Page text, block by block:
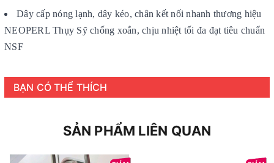
Dây cấp nóng lạnh, dây kéo, chân kết nối nhanh thương hiệu
NEOPERL Thụy Sỹ chống xoắn, chịu nhiệt tối đa đạt tiêu chuẩn
NSF
BẠN CÓ THỂ THÍCH
SẢN PHẨM LIÊN QUAN